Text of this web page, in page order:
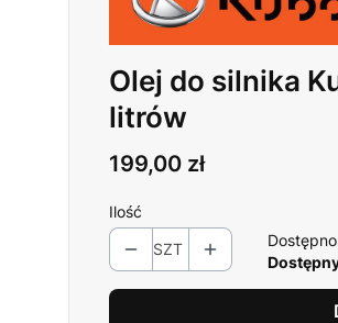
Olej do silnika
litrów
Cena
199,00 zł
Ilość
SZT